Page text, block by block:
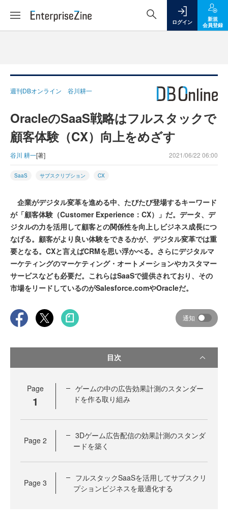
ログイン
新規
会員登録
週刊DBオンライン 谷川耕一
OracleのSaaS戦略はフルスタックで
顧客体験（CX）向上をめざす
谷川 耕一[著] 2021/06/22 06:00
SaaS サブスクリプション CX
企業がデジタル変革を進める中、たびたび登場するキーワード
が「顧客体験（Customer Experience：CX）」だ。データ、デ
ジタルの力を活用して顧客との関係性を向上しビジネス成長につ
なげる。顧客がより良い体験をできるかが、デジタル変革では重
要となる。CXと言えばCRMを思い浮かべる。さらにデジタルマ
ーケティングのマーケティング・オートメーションやカスタマー
サービスなども必要だ。これらはSaaSで提供されており、その
市場をリードしているのがSalesforce.comやOracleだ。
通知
目次
Page
1
ゲームの中の広告効果計測のスタンダー
ドを作る取り組み
Page 2
3Dゲーム広告配信の効果計測のスタンダ
ードを築く
Page 3
フルスタックSaaSを活用してサブスクリ
プションビジネスを最適化する